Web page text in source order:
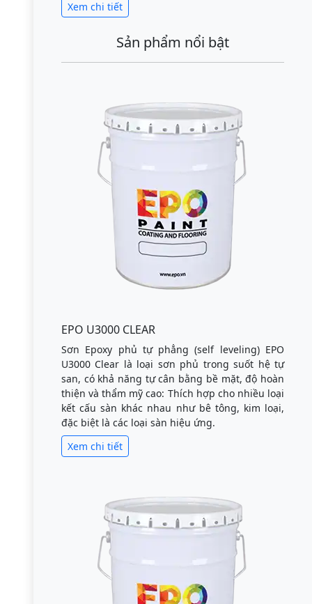
Xem chi tiết
Sản phẩm nổi bật
EPO U3000 CLEAR
Sơn Epoxy phủ tự phẳng (self leveling) EPO
U3000 Clear là loại sơn phủ trong suốt hệ tự
san, có khả năng tự cân bằng bề mặt, độ hoàn
thiện và thẩm mỹ cao: Thích hợp cho nhiều loại
kết cấu sàn khác nhau như bê tông, kim loại,
đặc biệt là các loại sàn hiệu ứng.
Xem chi tiết